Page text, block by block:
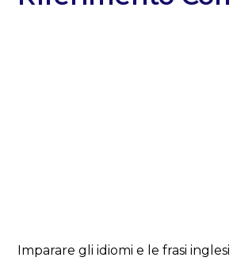
Imparare gli idiomi e le frasi